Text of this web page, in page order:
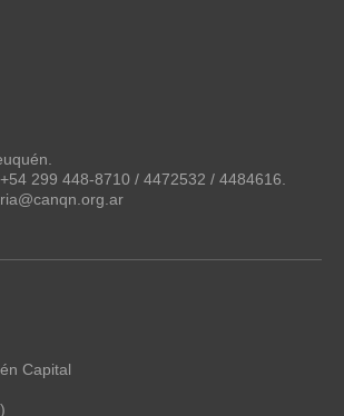
299 448-8710 / 4472532 / 4484616.
Capital